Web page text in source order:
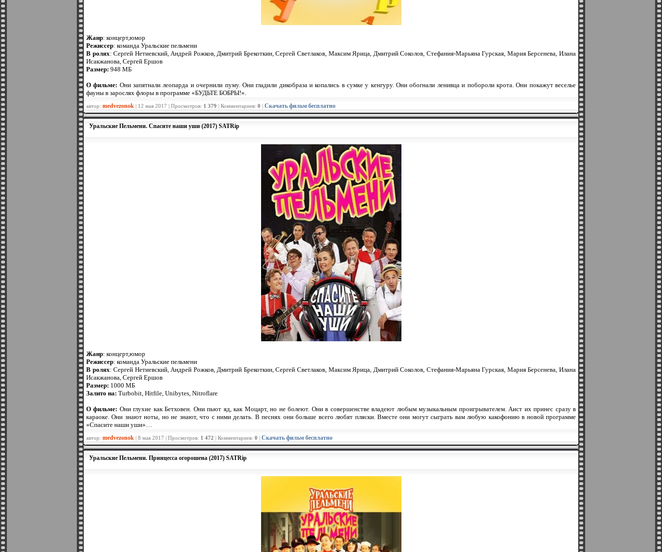
Жанр: концерт,юмор
Режиссер: команда Уральские пельмени
В ролях: Сергей Нетиевский, Андрей Рожков, Дмитрий Брекоткин, Сергей Светлаков, Максим Ярица, Дмитрий Соколов, Стефания-Марьяна Гурская, Мария Берсенева, Илана
Исакжанова, Сергей Ершов
Размер: 948 МБ
О фильме: Они запятнали леопарда и очернили пуму. Они гладили дикобраза и копались в сумке у кенгуру. Они обогнали ленивца и побороли крота. Они покажут веселье
фауны в зарослях флоры в программе «БУДЬТЕ БОБРЫ!».
автор: medvezonok | 12 мая 2017 | Просмотров: 1 379 | Комментариев: 0 | Скачать фильм бесплатно
Уральские Пельмени. Спасите наши уши (2017) SATRip
Жанр: концерт,юмор
Режиссер: команда Уральские пельмени
В ролях: Сергей Нетиевский, Андрей Рожков, Дмитрий Брекоткин, Сергей Светлаков, Максим Ярица, Дмитрий Соколов, Стефания-Марьяна Гурская, Мария Берсенева, Илана
Исакжанова, Сергей Ершов
Размер: 1000 МБ
Залито на: Turbobit, Hitfile, Unibytes, Nitroflare
О фильме: Они глухие как Бетховен. Они пьют яд, как Моцарт, но не болеют. Они в совершенстве владеют любым музыкальным проигрывателем. Аист их принес сразу в
караоке. Они знают ноты, но не знают, что с ними делать. В песнях они больше всего любят пляски. Вместе они могут сыграть вам любую какофонию в новой программе
«Спасите наши уши»…
автор: medvezonok | 8 мая 2017 | Просмотров: 1 472 | Комментариев: 0 | Скачать фильм бесплатно
Уральские Пельмени. Принцесса огорошена (2017) SATRip